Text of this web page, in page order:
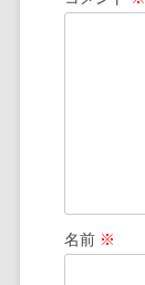
名前 ※